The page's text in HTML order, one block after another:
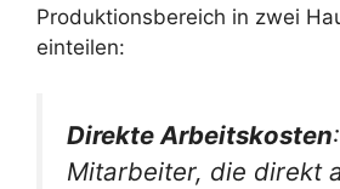
Produktionsbereich in zwei
einteilen:
Direkte Arbeitskosten
Mitarbeiter, die direkt